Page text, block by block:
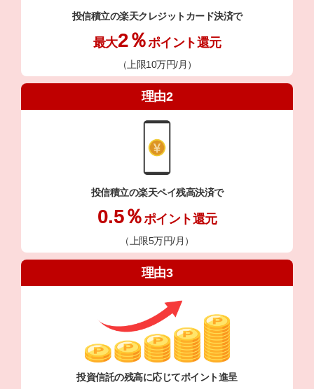
投信積立の楽天クレジットカード決済で
最大2％ポイント還元
（上限10万円/月）
理由2
投信積立の楽天ペイ残高決済で
0.5％ポイント還元
（上限5万円/月）
理由3
投資信託の残高に応じてポイント進呈